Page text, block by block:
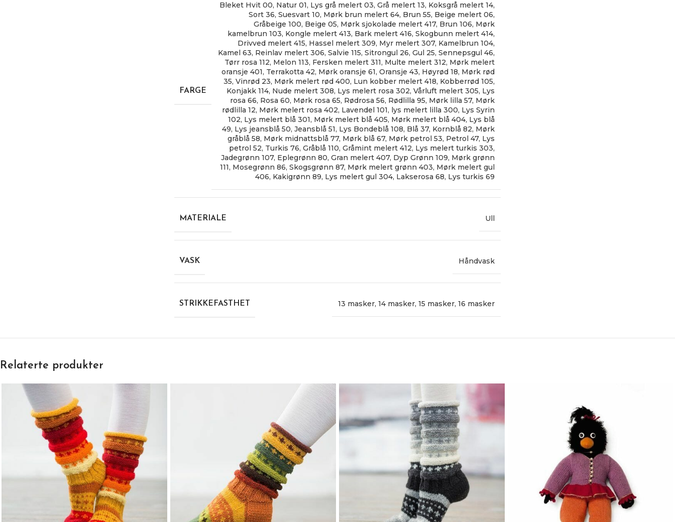
FARGE
Bleket Hvit 00, Natur 01, Lys grå melert 03, Grå melert 13, Koksgrå melert 14,
Sort 36, Suesvart 10, Mørk brun melert 64, Brun 55, Beige melert 06,
Gråbeige 100, Beige 05, Mørk sjokolade melert 417, Brun 106, Mørk
kamelbrun 103, Kongle melert 413, Bark melert 416, Skogbunn melert 414,
Drivved melert 415, Hassel melert 309, Myr melert 307, Kamelbrun 104,
Kamel 63, Reinlav melert 306, Salvie 115, Sitrongul 26, Gul 25, Sennepsgul 46,
Tørr rosa 112, Melon 113, Fersken melert 311, Multe melert 312, Mørk melert
oransje 401, Terrakotta 42, Mørk oransje 61, Oransje 43, Høyrød 18, Mørk rød
35, Vinrød 23, Mørk melert rød 400, Lun kobber melert 418, Kobberrød 105,
Konjakk 114, Nude melert 308, Lys melert rosa 302, Vårluft melert 305, Lys
rosa 66, Rosa 60, Mørk rosa 65, Rødrosa 56, Rødlilla 95, Mørk lilla 57, Mørk
rødlilla 12, Mørk melert rosa 402, Lavendel 101, lys melert lilla 300, Lys Syrin
102, Lys melert blå 301, Mørk melert blå 405, Mørk melert blå 404, Lys blå
49, Lys jeansblå 50, Jeansblå 51, Lys Bondeblå 108, Blå 37, Kornblå 82, Mørk
gråblå 58, Mørk midnattsblå 77, Mørk blå 67, Mørk petrol 53, Petrol 47, Lys
petrol 52, Turkis 76, Gråblå 110, Gråmint melert 412, Lys melert turkis 303,
Jadegrønn 107, Eplegrønn 80, Gran melert 407, Dyp Grønn 109, Mørk grønn
111, Mosegrønn 86, Skogsgrønn 87, Mørk melert grønn 403, Mørk melert gul
406, Kakigrønn 89, Lys melert gul 304, Lakserosa 68, Lys turkis 69
MATERIALE Ull
VASK Håndvask
STRIKKEFASTHET 13 masker, 14 masker, 15 masker, 16 masker
Relaterte produkter